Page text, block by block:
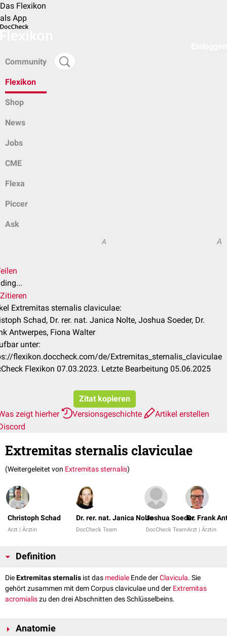
Das Flexikon
als App
Community
Flexikon
Shop
News
Jobs
CME
Flexa
Piccer
Ask
A A
Extremitas sternalis claviculae:
Schad, Dr. rer. nat. Janica Nolte, Joshua Soeder, Dr.
Antwerpes, Fiona Walter
unter:
flexikon.doccheck.com/de/Extremitas_sternalis_claviculae
Flexikon 07.03.2023. Letzte Bearbeitung 05.06.2025
Zitat kopieren
zeigt hierher
Versionsgeschichte
Artikel erstellen
Extremitas sternalis claviculae
(Weitergeleitet von Extremitas sternalis)
Christoph Schad
Arzt | Ärztin
Dr. rer. nat. Janica Nolte
DocCheck Team
Joshua Soeder
DocCheck Team
Dr. Frank
Arzt | Ärztin
Definition
DieExtremitas sternalis ist das mediale Ende derClavicula. Sie
gehört zusammen mit dem Corpus claviculae und der Extremitas
acromialiszu den drei Abschnitten des Schlüsselbeins.
Anatomie